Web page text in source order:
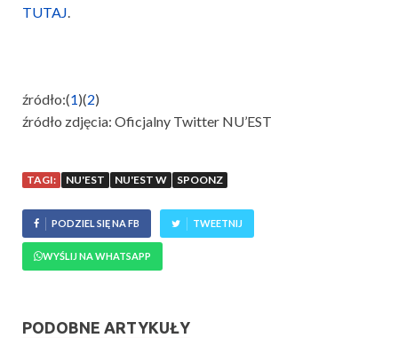
TUTAJ.
źródło:(1)(2)
źródło zdjęcia: Oficjalny Twitter NU’EST
TAGI: NU'EST NU'EST W SPOONZ
PODZIEL SIĘ NA FB TWEETNIJ
WYŚLIJ NA WHATSAPP
PODOBNE ARTYKUŁY